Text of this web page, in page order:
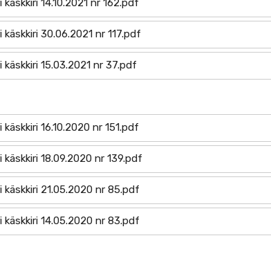
14.10.2021 nr 162.pdf
30.06.2021 nr 117.pdf
käskkiri 15.03.2021 nr 37.pdf
16.10.2020 nr 151.pdf
käskkiri 18.09.2020 nr 139.pdf
käskkiri 21.05.2020 nr 85.pdf
käskkiri 14.05.2020 nr 83.pdf